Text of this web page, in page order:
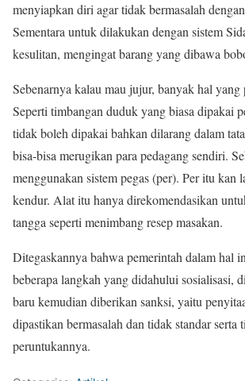
menyiapkan diri agar tidak bermasalah
Sementara untuk dilakukan dengan sistem
kesulitan, mengingat barang yang dibawa
Sebenarnya kalau mau jujur, banyak hal yang
Seperti timbangan duduk yang biasa dipakai
tidak boleh dipakai bahkan dilarang dalam
bisa-bisa merugikan para pedagang sendiri.
menggunakan sistem pegas (per). Per itu kan
kendur. Alat itu hanya direkomendasikan
tangga seperti menimbang resep masakan.
Ditegaskannya bahwa pemerintah dalam hal
beberapa langkah yang didahului sosialisasi,
baru kemudian diberikan sanksi, yaitu
dipastikan bermasalah dan tidak standar serta
peruntukannya.